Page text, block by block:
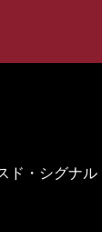
ド・シグナル